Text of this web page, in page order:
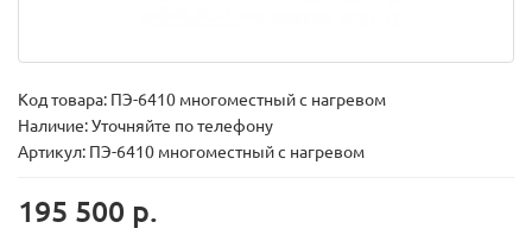
Код товара: ПЭ-6410 многоместный с нагревом
Наличие: Уточняйте по телефону
Артикул: ПЭ-6410 многоместный с нагревом
195 500 р.